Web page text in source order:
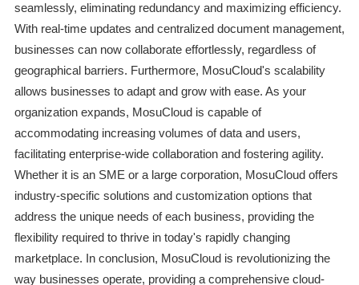
seamlessly, eliminating redundancy and maximizing efficiency.
With real-time updates and centralized document management,
businesses can now collaborate effortlessly, regardless of
geographical barriers. Furthermore, MosuCloud's scalability
allows businesses to adapt and grow with ease. As your
organization expands, MosuCloud is capable of
accommodating increasing volumes of data and users,
facilitating enterprise-wide collaboration and fostering agility.
Whether it is an SME or a large corporation, MosuCloud offers
industry-specific solutions and customization options that
address the unique needs of each business, providing the
flexibility required to thrive in today's rapidly changing
marketplace. In conclusion, MosuCloud is revolutionizing the
way businesses operate, providing a comprehensive cloud-